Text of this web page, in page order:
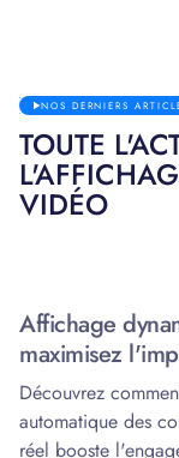
NOS DERNIERS
TOUTE
VIDÉO
Affichage
maximisez
grâce à la data
Découvrez
automatique des
réel booste